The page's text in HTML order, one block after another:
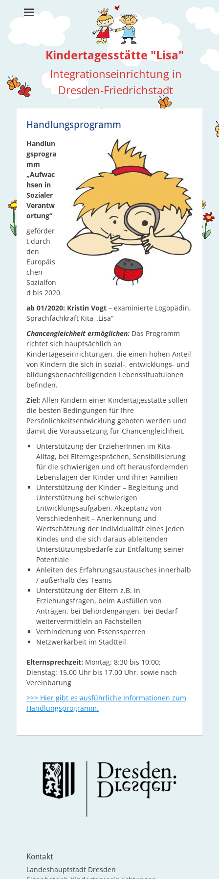
Kindertagesstätte "Lisa"
Integrationseinrichtung in
Dresden-Friedrichstadt
Suche
nach:
Handlungsprogramm
Handlun
gsprogra
mm
„Aufwac
hsen in
Sozialer
Verantw
ortung“
geförder
t durch
den
Europäis
chen
Sozialfon
d bis 2020
ab 01/2020: Kristin Vogt – examinierte Logopädin,
Sprachfachkraft Kita „Lisa“
Chancengleichheit ermöglichen: Das Programm
richtet sich hauptsächlich an
Kindertageseinrichtungen, die einen hohen Anteil
von Kindern die sich in sozial-, entwicklungs- und
bildungsbenachteiligenden Lebenssituatuionen
befinden.
Ziel: Allen Kindern einer Kindertagesstätte sollen
die besten Bedingungen für Ihre
Persönlichkeitsentwicklung geboten werden und
damit die Voraussetzung für Chancengleichheit.
Unterstützung der ErzieherInnen im Kita-
Alltag, bei Elterngesprächen, Sensibilisierung
für die schwierigen und oft herausfordernden
Lebenslagen der Kinder und ihrer Familien
Unterstützung der Kinder – Begleitung und
Unterstützung bei schwierigen
Entwicklungsaufgaben, Akzeptanz von
Verschiedenheit – Anerkennung und
Wertschätzung der Individualität eines jeden
Kindes und die sich daraus ableitenden
Unterstützungsbedarfe zur Entfaltung seiner
Potentiale
Anleiten des Erfahrungsaustausches innerhalb
/ außerhalb des Teams
Unterstützung der Eltern z.B. in
Erziehungsfragen, beim Ausfüllen von
Anträgen, bei Behördengängen, bei Bedarf
weitervermittleln an Fachstellen
Verhinderung von Essenssperren
Netzwerkarbeit im Stadtteil
Elternsprechzeit: Montag: 8:30 bis 10:00;
Dienstag: 15.00 Uhr bis 17.00 Uhr, sowie nach
Vereinbarung
>>> Hier gibt es ausführliche Informationen zum
Handlungsprogramm.
Kontakt
Landeshauptstadt Dresden